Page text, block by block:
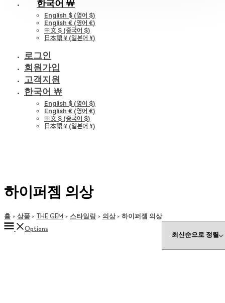
한국어 ￦
English $ (영어 $)
English € (영어 €)
中文 $ (중국어 $)
日本語 ¥ (일본어 ¥)
로그인
회원가입
고객지원
한국어 ￦
English $ (영어 $)
English € (영어 €)
中文 $ (중국어 $)
日本語 ¥ (일본어 ¥)
하이퍼젬 의상
홈 상품 THE GEM 스타일링 의상
하이퍼젬 의상
Options